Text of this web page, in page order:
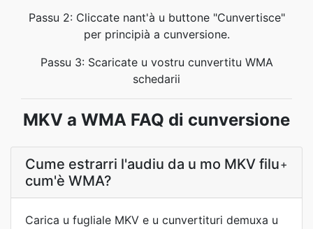
Passu 2: Cliccate nant'à u buttone "Cunvertisce"
per principià a cunversione.
Passu 3: Scaricate u vostru cunvertitu WMA
schedarii
MKV a WMA FAQ di cunversione
Cume estrarri l'audiu da u mo MKV filu
cum'è WMA?
+
Carica u fugliale MKV e u cunvertituri demuxa u